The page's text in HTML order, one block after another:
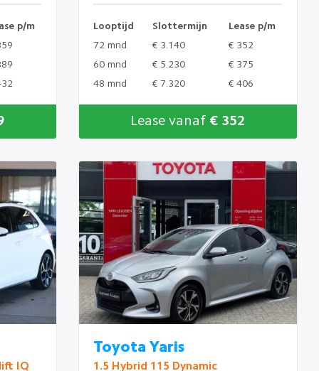
p/m
Looptijd Slottermijn
Lease p/m
72 mnd
€ 3.140
€ 352
60 mnd
€ 5.230
€ 375
48 mnd
€ 7.320 € 406
Lease vanaf € 352
IQ
Toyota Yaris
1.5 Hybrid 115 Dynamic